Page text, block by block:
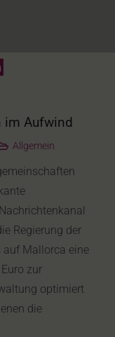
im Aufwind
Allgemein
Regierung der
auf Mallorca eine
zur
optimiert
die